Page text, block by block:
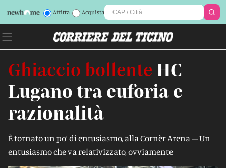
Affitta Acquista
Ghiaccio bollente HC
Lugano tra euforia e
razionalità
È tornato un po’ di entusiasmo, alla Cornèr Arena – Un
entusiasmo che va relativizzato, ovviamente